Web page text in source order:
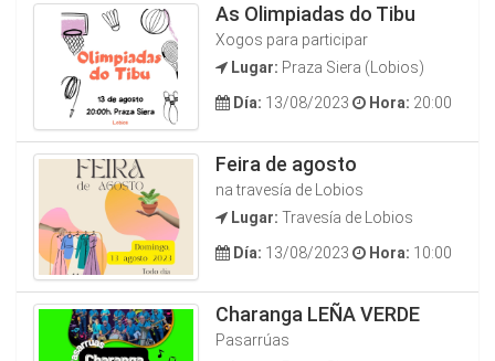
As Olimpiadas do Tibu
Xogos para participar
Lugar: Praza Siera (Lobios)
Día: 13/08/2023 Hora: 20:00
Feira de agosto
na travesía de Lobios
Lugar: Travesía de Lobios
Día: 13/08/2023 Hora: 10:00
Charanga LEÑA VERDE
Pasarrúas